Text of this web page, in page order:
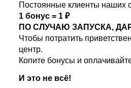
Постоянные клиенты наших
1 бонус = 1 ₽
ПО СЛУЧАЮ ЗАПУСКА,
Чтобы потратить
центр.
Копите бонусы и
И это не всё!